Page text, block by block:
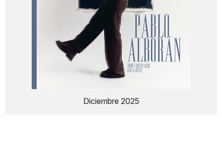
Diciembre 2025